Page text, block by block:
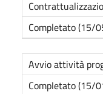
Completato (15/
Avvio attività
Completato (15/